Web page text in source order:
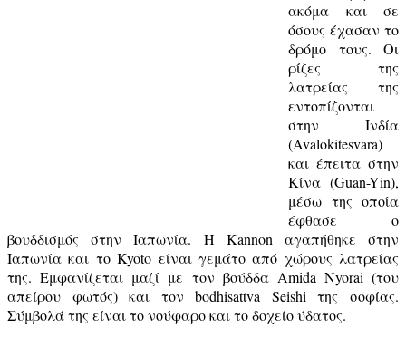
ακόμα και σε
όσους έχασαν το
δρόμο τους. Οι
ρίζες της
λατρείας της
εντοπίζονται
στην Ινδία
(Avalokitesvara)
και έπειτα στην
Κίνα (Guan-Yin),
μέσω της οποία
έφθασε ο
βουδδισμός στην Ιαπωνία. H Kannon αγαπήθηκε στην
Ιαπωνία και το Kyoto είναι γεμάτο από χώρους λατρείας
της. Εμφανίζεται μαζί με τον βούδδα Amida Nyorai (του
απείρου φωτός) και τον bodhisattva Seishi της σοφίας.
Σύμβολά της είναι το νούφαρο και το δοχείο ύδατος.